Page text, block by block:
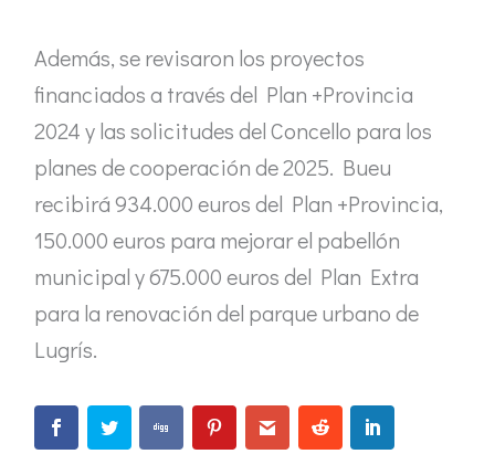
Además, se revisaron los proyectos
financiados a través del Plan +Provincia
2024 y las solicitudes del Concello para los
planes de cooperación de 2025. Bueu
recibirá 934.000 euros del Plan +Provincia,
150.000 euros para mejorar el pabellón
municipal y 675.000 euros del Plan Extra
para la renovación del parque urbano de
Lugrís.